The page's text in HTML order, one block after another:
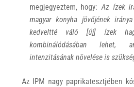
megjegyeztem, hogy:Az ízek
magyar konyha jövőjének
kedveltté váló [új] ízek
kombinálódásában
intenzitásának növelése is
Az IPM nagy paprikatesztjében